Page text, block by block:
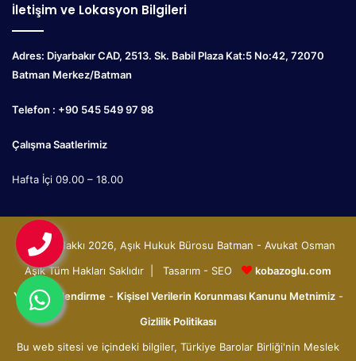
İletişim ve Lokasyon Bilgileri
Adres: Diyarbakır CAD, 2513. Sk. Babil Plaza Kat:5 No:42, 72070
Batman Merkez/Batman
Telefon : +90 545 549 97 98
Çalışma Saatlerimiz
Hafta İçi 09.00 – 18.00
© Telif Hakkı 2026, Aşık Hukuk Bürosu Batman - Avukat Osman
Aşık Tüm Hakları Saklıdır | Tasarım - SEO
kobazoglu.com
Yasal Bilgilendirme- Kişisel Verilerin Korunması Kanunu Metnimiz-
Gizlilik Politikası
Bu web sitesi ve içindeki bilgiler, Türkiye Barolar Birliği'nin Meslek